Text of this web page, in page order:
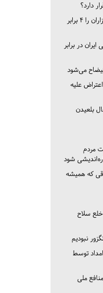
دارد؟
امام جماعت این مسجد در ۳ سال، نمازگزاران را ۴ برابر
در برابر
می‌شود
علیه
بلعیدن
مردم
شود
که همیشه
خلع سلاح
نبودیم
توسط
ملی